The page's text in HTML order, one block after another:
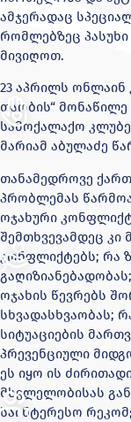
ამჯერადაც
რომლებზეც
მივიღოთ.
23 აპრილს ონლაინ
თაობის“ მონაწილე
სამოქალაქო
მარიამ აბულაძე
თანამედროვე
პრობლემას
ოჯახური
შემთხვევამდეც კი
კონფლიქტებს; რა
ოჯახის წევრებს
სხვადასხვაობას;
სიტუაციების
პრევენციული
ეს იყო ის
მსვლელობისას
საინტერესო